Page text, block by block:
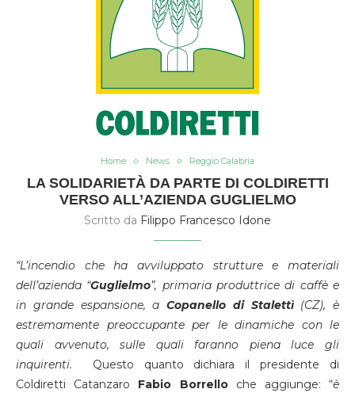
Home News Reggio Calabria
LA SOLIDARIETÀ DA PARTE DI COLDIRETTI
VERSO ALL’AZIENDA GUGLIELMO
Scritto da Filippo Francesco Idone
“L’incendio che ha avviluppato strutture e materiali
dell’azienda “Guglielmo”, primaria produttrice di caffè e
in grande espansione, a Copanello di Stalettì(CZ), è
estremamente preoccupante per le dinamiche con le
quali avvenuto, sulle quali faranno piena luce gli
inquirenti. Questo quanto dichiara il presidente di
Coldiretti Catanzaro Fabio Borrelloche aggiunge: “è